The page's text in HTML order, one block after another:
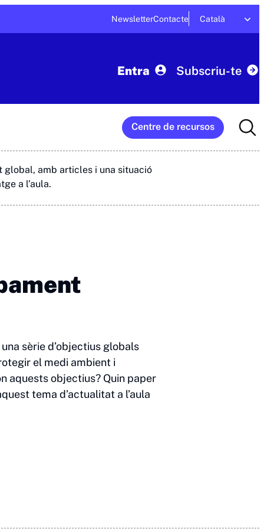
NewsletterContacte Català
Entra Subscriu-te
Centre de recursos
for:
global, amb articles i una situació
a l’aula.
sèrie d’objectius globals
el medi ambient i
aquests objectius? Quin paper
tema d’actualitat a l’aula